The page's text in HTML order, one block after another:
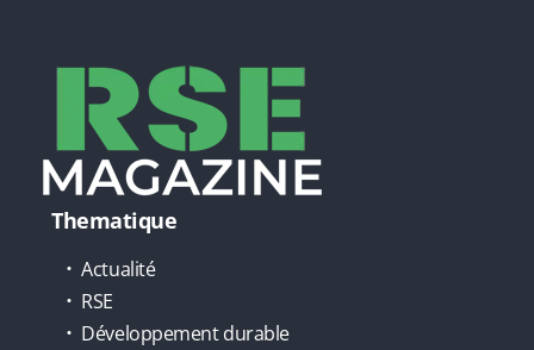
Thematique
Actualité
RSE
Développement durable